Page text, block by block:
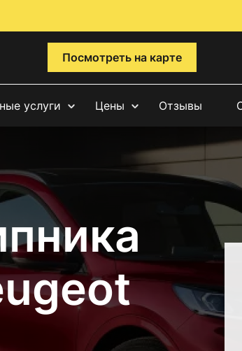
Посмотреть на карте
услуги Цены Отзывы